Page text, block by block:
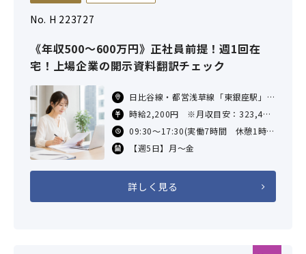
No. H 223727
《年収500～600万円》正社員前提！週1回在
宅！上場企業の開示資料翻訳チェック
日比谷線・都営浅草線「東銀座駅」徒
歩5分／大江戸線「築地市場駅」徒歩
3分／銀座線「銀座駅」徒歩6分／
JR「新橋駅」徒歩9分
時給2,200円 ※月収目安：323,400
円＋残業代（×7時間×21日勤務した
場合）
交通費あり（社内規定による）
09:30～17:30(実働7時間 休憩1時
間)
【週5日】月～金
詳しく見る